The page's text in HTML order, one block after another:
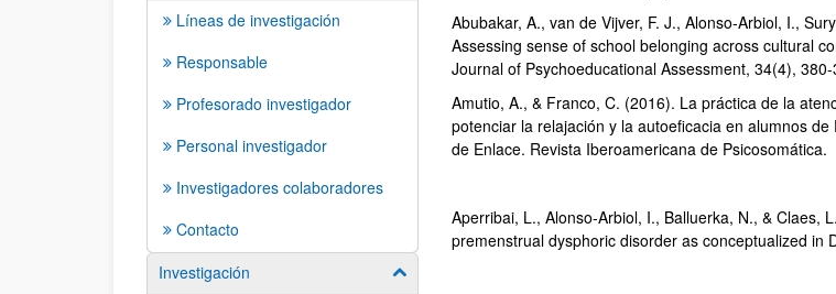
Líneas de investigación
Responsable
Profesorado investigador
Personal investigador
Investigadores colaboradores
Contacto
Investigación
Mostrar/ocultar subpáginas
Abubakar, A., van de Vijver, F. J., Alonso-Arbiol, I.,
Assessing sense of school belonging across cultural
Journal of Psychoeducational Assessment, 34(4),
Amutio, A., & Franco, C. (2016). La práctica de la
potenciar la relajación y la autoeficacia en alumnos
de Enlace. Revista Iberoamericana de Psicosomática.
Aperribai, L., Alonso-Arbiol, I., Balluerka, N., & Claes,
premenstrual dysphoric disorder as conceptualized in